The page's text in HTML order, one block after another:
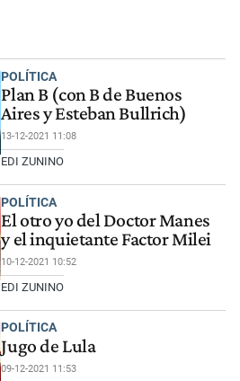
POLÍTICA
Plan B (con B de Buenos
Aires y Esteban Bullrich)
13-12-2021 11:08
EDI ZUNINO
POLÍTICA
El otro yo del Doctor Manes
y el inquietante Factor Milei
10-12-2021 10:52
EDI ZUNINO
POLÍTICA
Jugo de Lula
09-12-2021 11:53